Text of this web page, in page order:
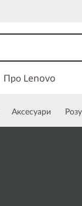
Про Lenovo
Аксесуари